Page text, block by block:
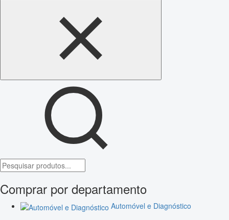
Comprar por departamento
Automóvel e Diagnóstico